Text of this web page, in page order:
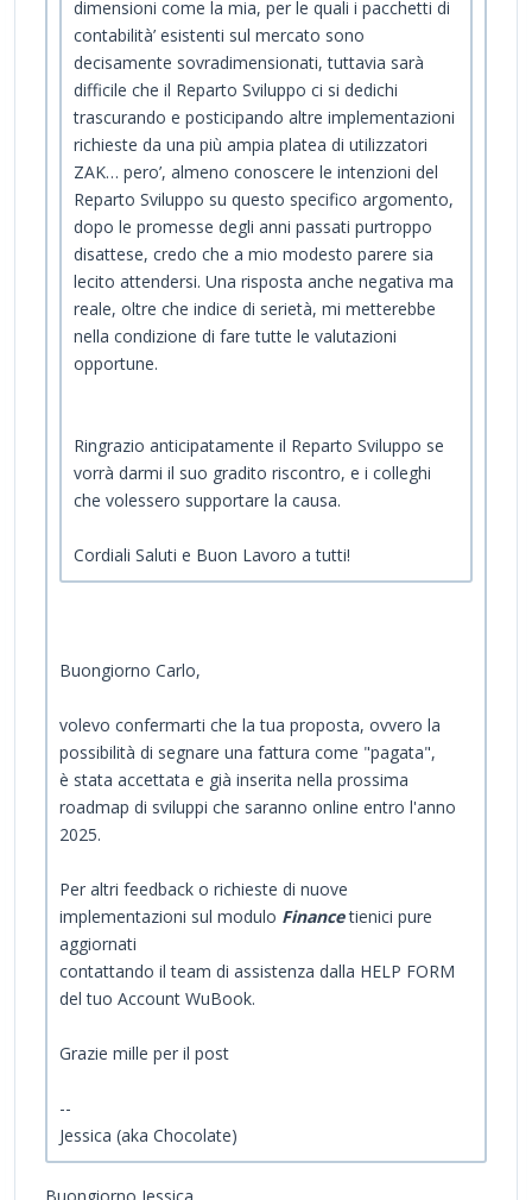
dimensioni come la mia, per le quali i pacchetti di
contabilità’ esistenti sul mercato sono
decisamente sovradimensionati, tuttavia sarà
difficile che il Reparto Sviluppo ci si dedichi
trascurando e posticipando altre implementazioni
richieste da una più ampia platea di utilizzatori
ZAK… pero’, almeno conoscere le intenzioni del
Reparto Sviluppo su questo specifico argomento,
dopo le promesse degli anni passati purtroppo
disattese, credo che a mio modesto parere sia
lecito attendersi. Una risposta anche negativa ma
reale, oltre che indice di serietà, mi metterebbe
nella condizione di fare tutte le valutazioni
opportune.
Ringrazio anticipatamente il Reparto Sviluppo se
vorrà darmi il suo gradito riscontro, e i colleghi
che volessero supportare la causa.
Cordiali Saluti e Buon Lavoro a tutti!
Buongiorno Carlo,
volevo confermarti che la tua proposta, ovvero la
possibilità di segnare una fattura come "pagata",
è stata accettata e già inserita nella prossima
roadmap di sviluppi che saranno online entro l'anno
2025.
Per altri feedback o richieste di nuove
implementazioni sul modulo Financetienici pure
aggiornati
contattando il team di assistenza dalla HELP FORM
del tuo Account WuBook.
Grazie mille per il post
--
Jessica (aka Chocolate)
Buongiorno Jessica,